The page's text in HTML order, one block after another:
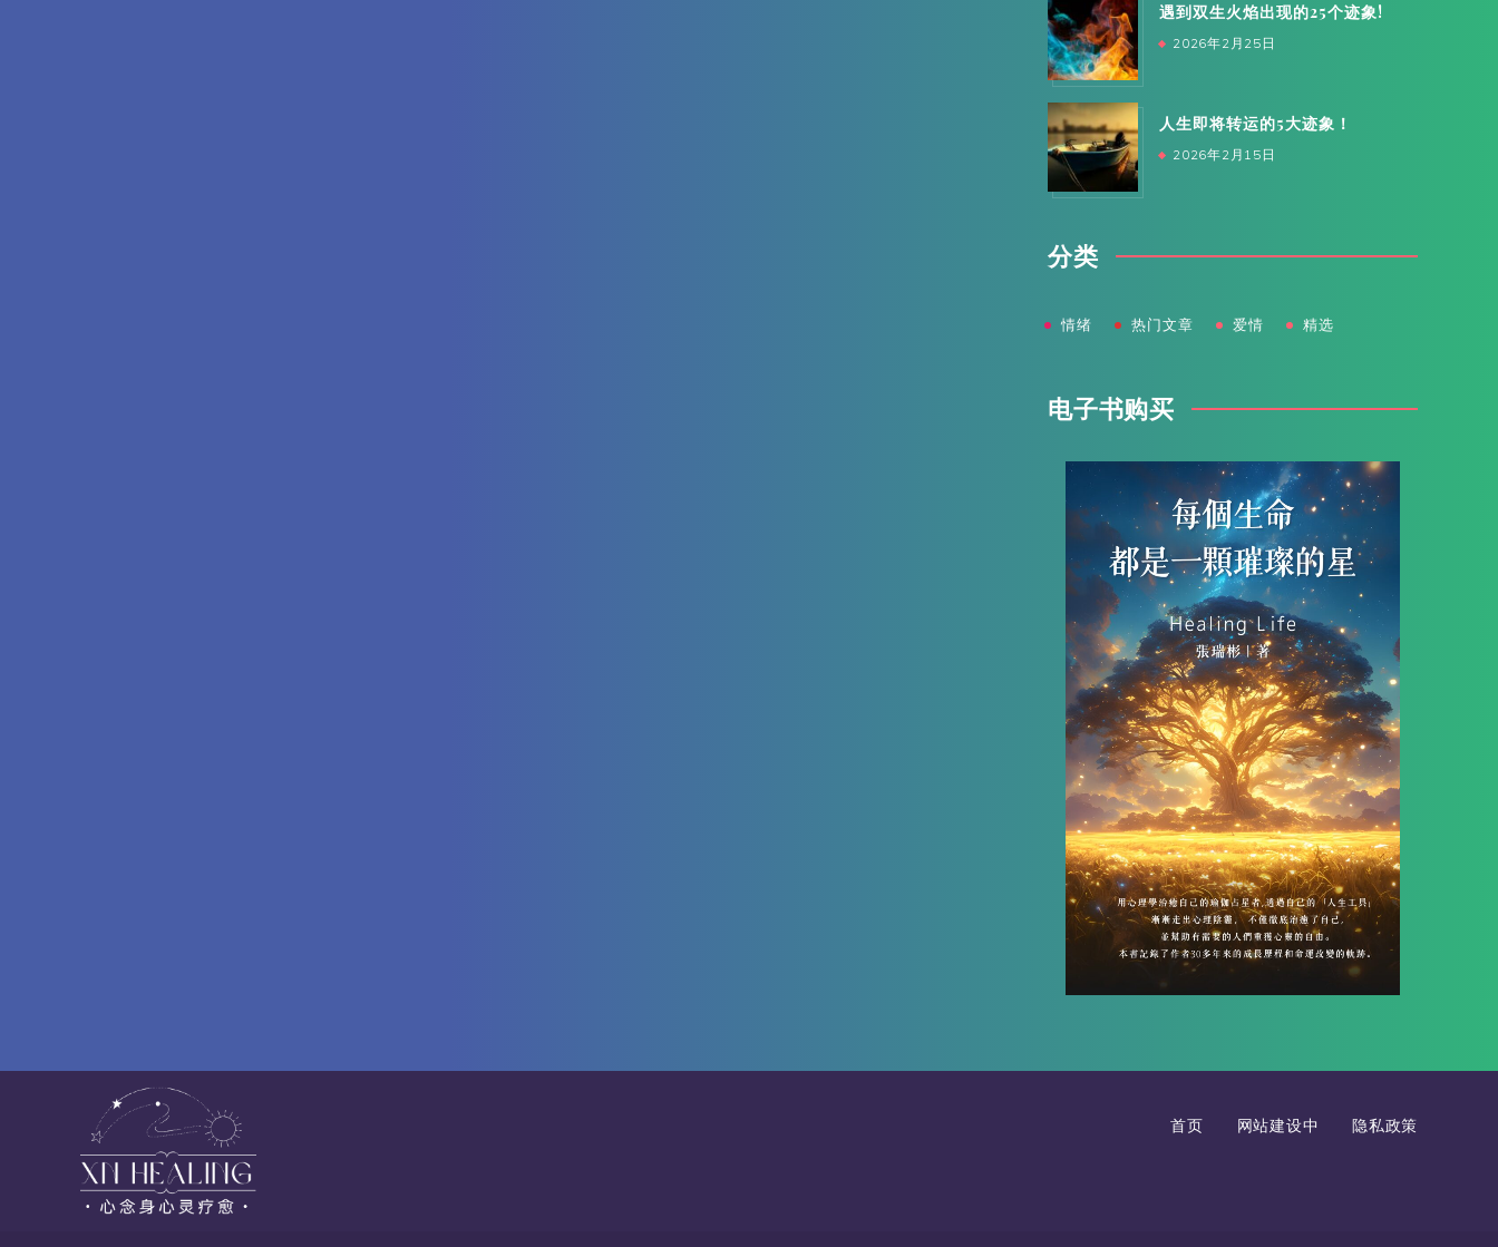
遇到双生火焰出现的25个迹象!
2026年2月25日
人生即将转运的5大迹象！
2026年2月15日
分类
情绪 热门文章 爱情 精选
电子书购买
首页 网站建设中 隐私政策